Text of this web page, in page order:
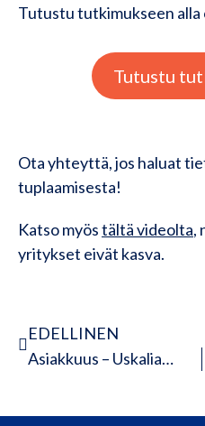
Tutustu tutkimukseen alla
Tutustu
Ota yhteyttä, jos haluat
tuplaamisesta!
Katso myöstältä videolta,
yritykset eivät kasva.
EDELLINEN
Asiakkuus – Uskalias ehdotus vai vaiettu viisaus?